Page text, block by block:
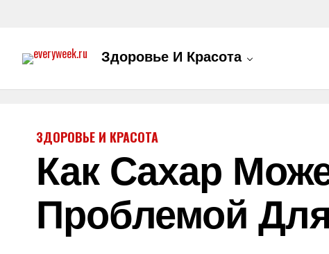
Здоровье И Красота
ЗДОРОВЬЕ И КРАСОТА
Как Сахар
Проблемой